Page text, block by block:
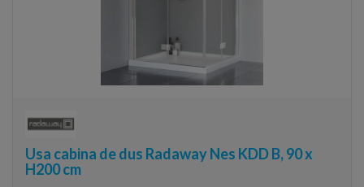
Usa cabina de dus Radaway Nes KDD B, 90 x
H200 cm